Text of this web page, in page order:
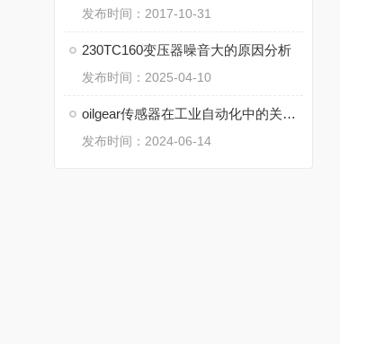
发布时间：2017-10-31
230TC160变压器噪音大的原因分析
发布时间：2025-04-10
oilgear传感器在工业自动化中的关键作用
发布时间：2024-06-14